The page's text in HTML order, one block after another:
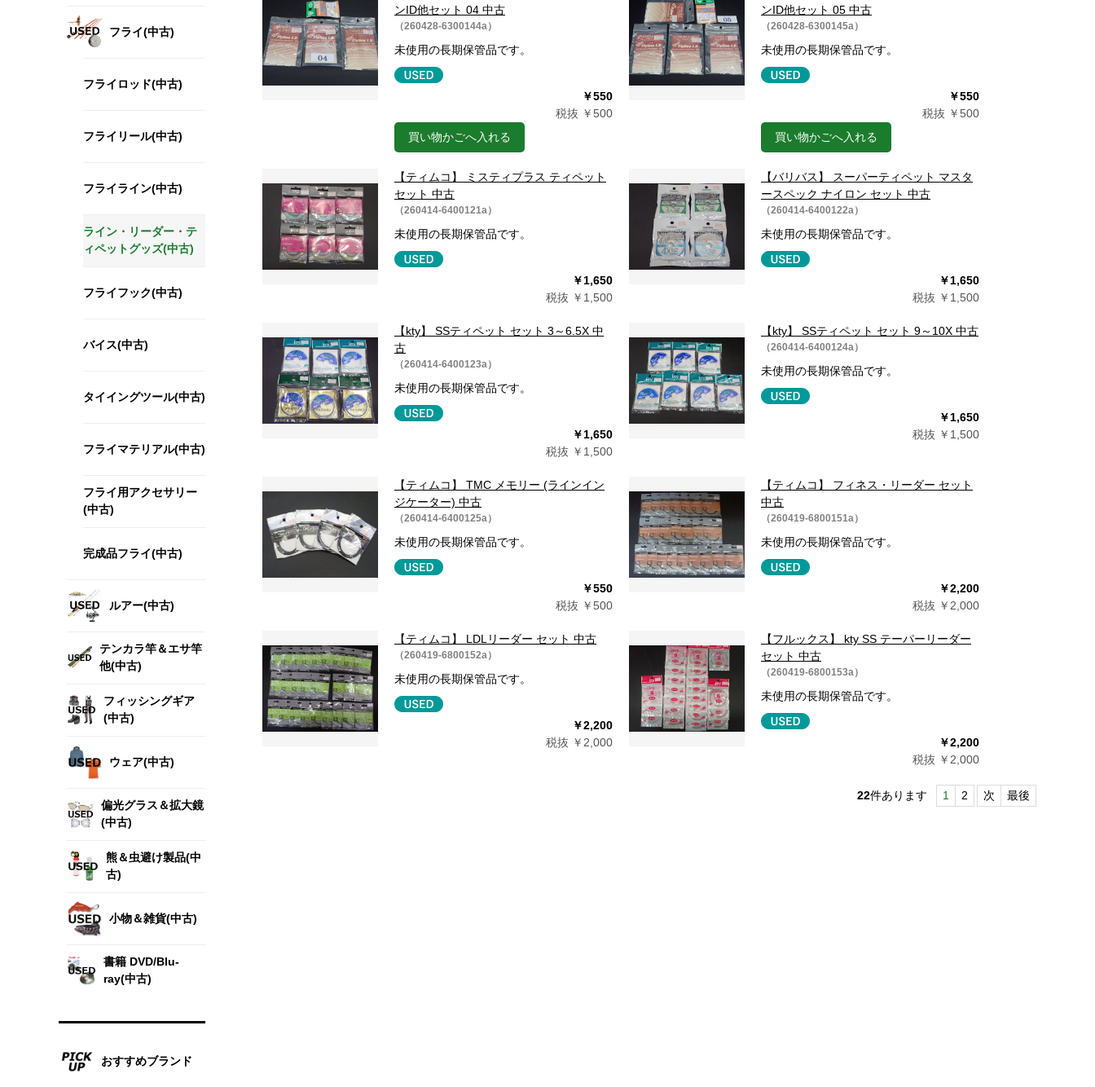
フライ(中古)
フライロッド(中古)
フライリール(中古)
フライライン(中古)
ライン・リーダー・テ
ィペットグッズ(中古)
フライフック(中古)
バイス(中古)
タイイングツール(中古)
フライマテリアル(中古)
フライ用アクセサリー
(中古)
完成品フライ(中古)
ルアー(中古)
テンカラ竿＆エサ竿
他(中古)
フィッシングギア
(中古)
ウェア(中古)
偏光グラス＆拡大鏡
(中古)
熊＆虫避け製品(中
古)
小物＆雑貨(中古)
書籍 DVD/Blu-
ray(中古)
おすすめブランド
ンID他セット 04 中古
（260428-6300144a）
未使用の長期保管品です。
￥550
税抜 ￥500
買い物かごへ入れる
ンID他セット 05 中古
（260428-6300145a）
未使用の長期保管品です。
￥550
税抜 ￥500
買い物かごへ入れる
【ティムコ】 ミスティプラス ティペット
セット 中古
（260414-6400121a）
未使用の長期保管品です。
￥1,650
税抜 ￥1,500
【バリバス】 スーパーティペット マスタ
ースペック ナイロン セット 中古
（260414-6400122a）
未使用の長期保管品です。
￥1,650
税抜 ￥1,500
【kty】 SSティペット セット 3～6.5X 中
古
（260414-6400123a）
未使用の長期保管品です。
￥1,650
税抜 ￥1,500
【kty】 SSティペット セット 9～10X 中古
（260414-6400124a）
未使用の長期保管品です。
￥1,650
税抜 ￥1,500
【ティムコ】 TMC メモリー (ラインイン
ジケーター) 中古
（260414-6400125a）
未使用の長期保管品です。
￥550
税抜 ￥500
【ティムコ】 フィネス・リーダー セット
中古
（260419-6800151a）
未使用の長期保管品です。
￥2,200
税抜 ￥2,000
【ティムコ】 LDLリーダー セット 中古
（260419-6800152a）
未使用の長期保管品です。
￥2,200
税抜 ￥2,000
【フルックス】 kty SS テーパーリーダー
セット 中古
（260419-6800153a）
未使用の長期保管品です。
￥2,200
税抜 ￥2,000
22件あります 1 2 次 最後